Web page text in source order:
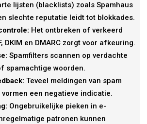
lijsten (blacklists) zoals Spamhaus
slechte reputatie leidt tot blokkades.
Het ontbreken of verkeerd
DKIM en DMARC zorgt voor afkeuring.
Spamfilters scannen op verdachte
spamachtige woorden.
Teveel meldingen van spam
een negatieve indicatie.
Ongebruikelijke pieken in e-
patronen kunnen